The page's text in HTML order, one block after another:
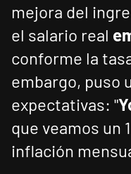
mejora del
el salario real
conforme la
embargo, puso
expectativas: "
que veamos un
inflación